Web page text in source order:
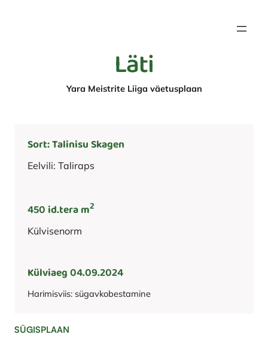
Läti
Yara Meistrite Liiga väetusplaan
Sort: Talinisu Skagen
Eelvili: Taliraps
450 id.tera m2
Külvisenorm
Külviaeg 04.09.2024
Harimisviis: sügavkobestamine
SÜGISPLAAN